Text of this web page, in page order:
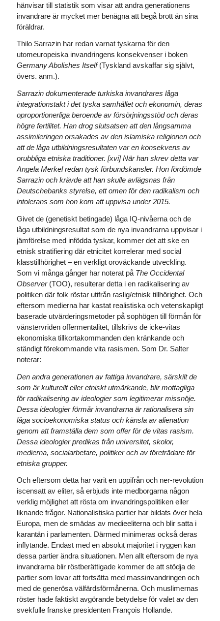
hänvisar till statistik som visar att andra generationens
invandrare är mycket mer benägna att begå brott än sina
föräldrar.
Thilo Sarrazin har redan varnat tyskarna för den
utomeuropeiska invandringens konsekvenser i boken
Germany Abolishes Itself(Tyskland avskaffar sig självt,
övers. anm.).
Sarrazin dokumenterade turkiska invandrares låga
integrationstakt i det tyska samhället och ekonomin, deras
oproportionerliga beroende av försörjningsstöd och deras
högre fertilitet. Han drog slutsatsen att den långsamma
assimileringen orsakades av den islamiska religionen och
att de låga utbildningsresultaten var en konsekvens av
orubbliga etniska traditioner. [xvi] När han skrev detta var
Angela Merkel redan tysk förbundskansler. Hon fördömde
Sarrazin och krävde att han skulle avlägsnas från
Deutschebanks styrelse, ett omen för den radikalism och
intolerans som hon kom att uppvisa under 2015.
Givet de (genetiskt betingade) låga IQ-nivåerna och de
låga utbildningsresultat som de nya invandrarna uppvisar i
jämförelse med infödda tyskar, kommer det att ske en
etnisk stratifiering där etnicitet korrelerar med social
klasstillhörighet – en verkligt oroväckande utveckling.
Som vi många gånger har noterat på The Occidental
Observer(TOO), resulterar detta i en radikalisering av
politiken där folk röstar utifrån raslig/etnisk tillhörighet. Och
eftersom medierna har kastat realistiska och vetenskapligt
baserade utvärderingsmetoder på sophögen till förmån för
vänstervriden offermentalitet, tillskrivs de icke-vitas
ekonomiska tillkortakommanden den kränkande och
ständigt förekommande vita rasismen. Som Dr. Salter
noterar:
Den andra generationen av fattiga invandrare, särskilt de
som är kulturellt eller etniskt utmärkande, blir mottagliga
för radikalisering av ideologier som legitimerar missnöje.
Dessa ideologier förmår invandrarna är rationalisera sin
låga socioekonomiska status och känsla av alienation
genom att framställa dem som offer för de vitas rasism.
Dessa ideologier predikas från universitet, skolor,
medierna, socialarbetare, politiker och av företrädare för
etniska grupper.
Och eftersom detta har varit en uppifrån och ner-revolution
iscensatt av eliter, så erbjuds inte medborgarna någon
verklig möjlighet att rösta om invandringspolitiken eller
liknande frågor. Nationalistiska partier har bildats över hela
Europa, men de smädas av medieeliterna och blir satta i
karantän i parlamenten. Därmed minimeras också deras
inflytande. Endast med en absolut majoritet i ryggen kan
dessa partier ändra situationen. Men allt eftersom de nya
invandrarna blir röstberättigade kommer de att stödja de
partier som lovar att fortsätta med massinvandringen och
med de generösa välfärdsförmånerna. Och muslimernas
röster hade faktiskt avgörande betydelse för valet av den
svekfulle franske presidenten François Hollande.